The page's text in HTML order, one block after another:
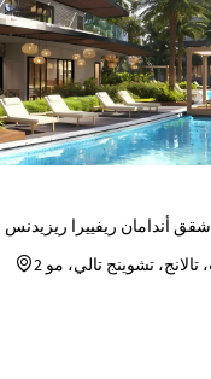
أندامان ريفييرا ريزيدنس
تشوينج تالي، مو 2